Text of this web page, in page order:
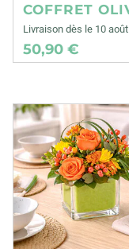
COFFRET
Livraison dès le 10 août
50,90 €